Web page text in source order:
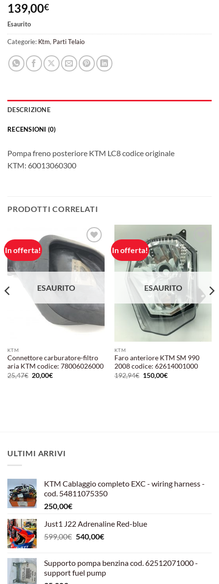
139,00€
Esaurito
Categorie: Ktm, Parti Telaio
DESCRIZIONE
RECENSIONI (0)
Pompa freno posteriore KTM LC8 codice originale
KTM: 60013060300
PRODOTTI CORRELATI
In offerta!
Aggiungi
alla lista
dei
desideri
ESAURITO
KTM
Connettore carburatore-filtro
aria KTM codice: 78006026000
25,47€ Il
prezzo
20,00€Il
In offerta!
Aggiungi
alla lista
dei
desideri
ESAURITO
KTM
Faro anteriore KTM SM 990
2008 codice: 62614001000
192,94€ Il
prezzo
150,00€Il
ULTIMI ARRIVI
KTM Cablaggio completo EXC - wiring harness -
cod. 54811075350
250,00€
Just1 J22 Adrenaline Red-blue
599,00€ Il
era:
599,00€.
540,00€Il
è:
540,00€.
Supporto pompa benzina cod. 62512071000 -
support fuel pump